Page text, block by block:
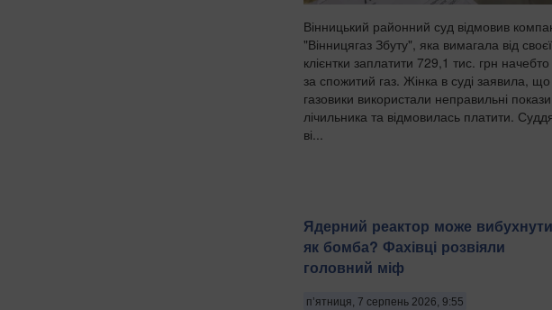
Вінницький районний суд відмовив
"Вінницягаз Збуту", яка вимагала від своєї
клієнтки заплатити 729,1 тис. грн начебто
за спожитий газ. Жінка в суді заявила, що
газовики використали неправильні покази
лічильника та відмовилась платити.
ві...
Ядерний реактор може вибухнути
як бомба? Фахівці розвіяли
головний міф
п’ятниця, 7 серпень 2026, 9:55